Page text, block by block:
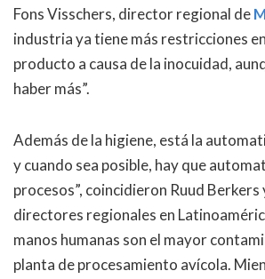
Fons Visschers, director regional de
industria ya tiene más restricciones
producto a causa de la inocuidad,
haber más”.
Además de la higiene, está la
y cuando sea posible, hay que
procesos”, coincidieron Ruud
directores regionales en
manos humanas son el mayor
planta de procesamiento avícola.